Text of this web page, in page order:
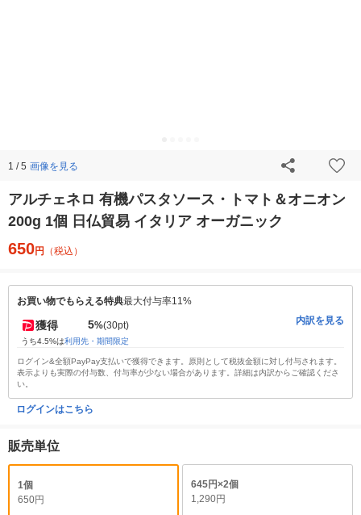
1 / 5 画像を見る
アルチェネロ 有機パスタソース・トマト＆オニオン
200g 1個 日仏貿易 イタリア オーガニック
650円 （税込）
お買い物でもらえる特典最大付与率11%
獲得 5%(30pt)
うち4.5%は利用先・期間限定
内訳を見る
ログイン&全額PayPay支払いで獲得できます。原則として税抜金額に対し付与されます。
表示よりも実際の付与数、付与率が少ない場合があります。詳細は内訳からご確認くださ
い。
ログインはこちら
販売単位
1個
650円
645円×2個
1,290円